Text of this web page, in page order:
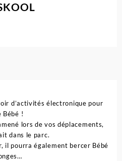
d’activités électronique pour
Bébé !
lors de vos déplacements,
dans le parc.
il pourra également bercer Bébé